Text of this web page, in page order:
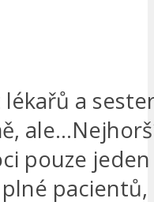
lékařů a
pouze